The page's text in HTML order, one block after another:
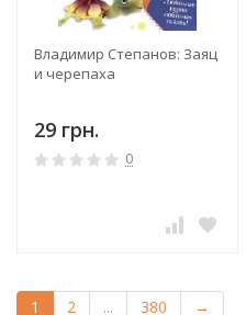
Владимир Степанов: Заяц
и черепаха
29 грн.
0
1 2 ... 380 →